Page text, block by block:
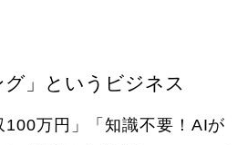
」というビジネス
万円」「知識不要！AIが